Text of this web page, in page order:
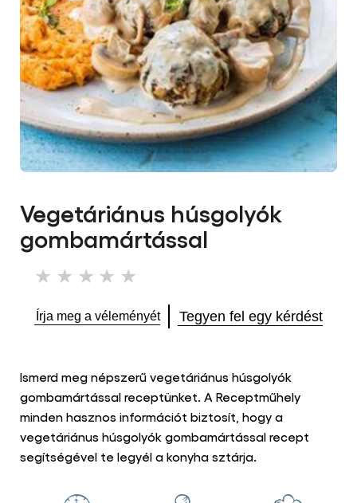
Vegetáriánus húsgolyók
gombamártással​
Nem
küldtek
értékelést
elemhez
Írja meg a véleményét Tegyen fel egy kérdést
Ismerd meg népszerű vegetáriánus húsgolyók
gombamártással​ receptünket. A Receptműhely
minden hasznos információt biztosít, hogy a
vegetáriánus húsgolyók gombamártással​ recept
segítségével te legyél a konyha sztárja.